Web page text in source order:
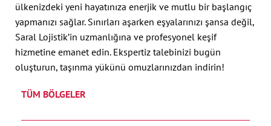
ülkenizdeki yeni hayatınıza enerjik ve mutlu bir başlangıç
yapmanızı sağlar. Sınırları aşarken eşyalarınızı şansa değil,
Saral Lojistik’in uzmanlığına ve profesyonel keşif
hizmetine emanet edin. Ekspertiz talebinizi bugün
oluşturun, taşınma yükünü omuzlarınızdan indirin!
TÜM BÖLGELER